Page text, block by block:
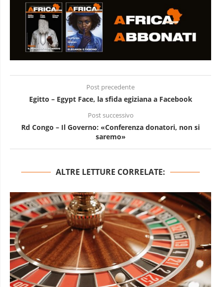
Post precedente
Egitto – Egypt Face, la sfida egiziana a Facebook
Post successivo
Rd Congo – Il Governo: «Conferenza donatori, non si
saremo»
ALTRE LETTURE CORRELATE: